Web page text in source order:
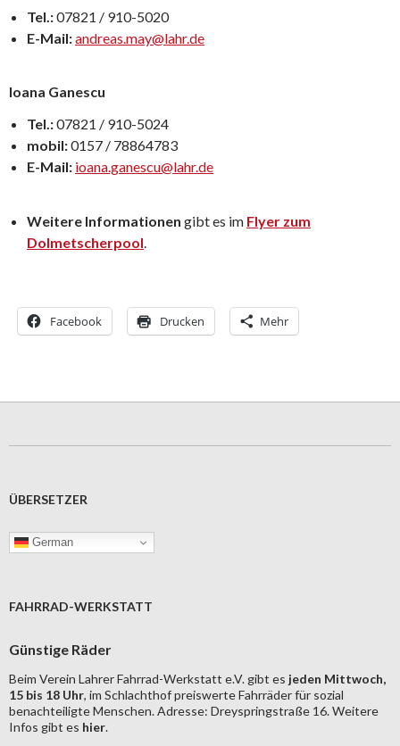
Tel.:07821 / 910-5020
E-Mail:andreas.may@lahr.de
Ioana Ganescu
Tel.:07821 / 910-5024
mobil:0157 / 78864783
E-Mail: ioana.ganescu@lahr.de
Weitere Informationen gibt es im Flyer zum
Dolmetscherpool.
Facebook Drucken Mehr
ÜBERSETZER
German
FAHRRAD-WERKSTATT
Günstige Räder
Beim Verein Lahrer Fahrrad-Werkstatt e.V. gibt es jeden Mittwoch,
15 bis 18 Uhr, im Schlachthof preiswerte Fahrräder für sozial
benachteiligte Menschen. Adresse: Dreyspringstraße 16. Weitere
Infos gibt es hier.